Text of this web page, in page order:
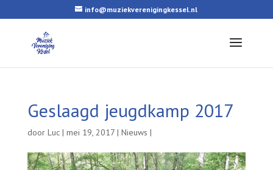
info@muziekverenigingkessel.nl
Geslaagd jeugdkamp 2017
door Luc| mei 19, 2017| Nieuws |